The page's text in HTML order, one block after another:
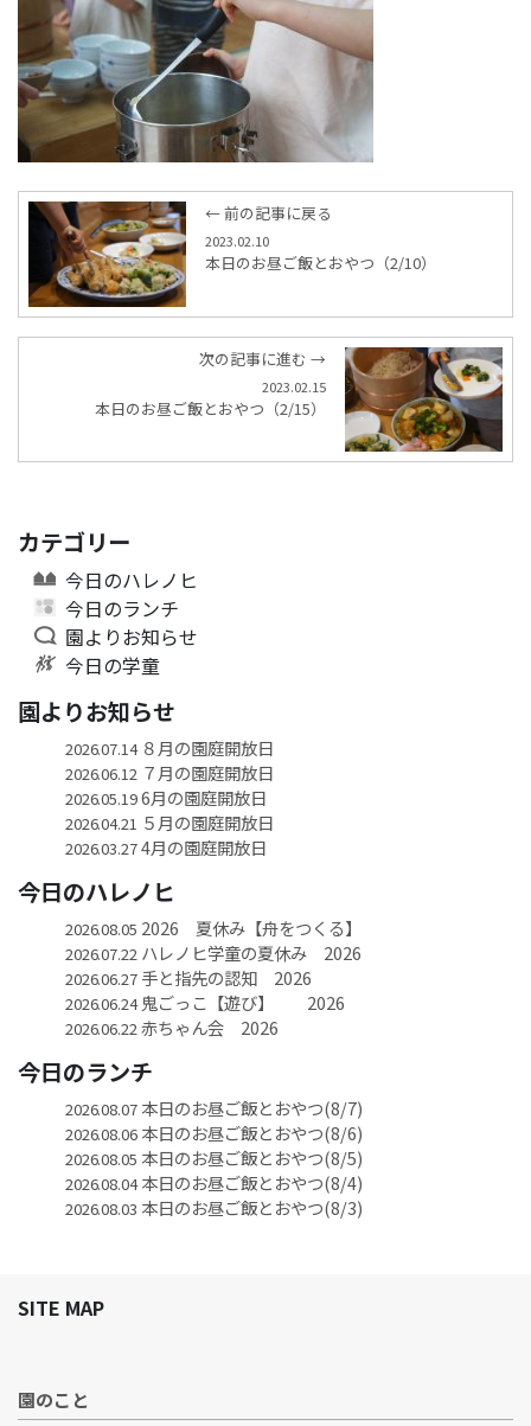
← 前の記事に戻る
2023.02.10
本日のお昼ご飯とおやつ（2/10）
次の記事に進む →
2023.02.15
本日のお昼ご飯とおやつ（2/15）
カテゴリー
今日のハレノヒ
今日のランチ
園よりお知らせ
今日の学童
園よりお知らせ
2026.07.14８月の園庭開放日
2026.06.12 ７月の園庭開放日
2026.05.196月の園庭開放日
2026.04.21 ５月の園庭開放日
2026.03.274月の園庭開放日
今日のハレノヒ
2026.08.05 2026 夏休み【舟をつくる】
2026.07.22 ハレノヒ学童の夏休み 2026
2026.06.27手と指先の認知 2026
2026.06.24鬼ごっこ【遊び】 2026
2026.06.22赤ちゃん会 2026
今日のランチ
2026.08.07本日のお昼ご飯とおやつ(8/7)
2026.08.06本日のお昼ご飯とおやつ(8/6)
2026.08.05 本日のお昼ご飯とおやつ(8/5)
2026.08.04本日のお昼ご飯とおやつ(8/4)
2026.08.03 本日のお昼ご飯とおやつ(8/3)
SITE MAP
園のこと